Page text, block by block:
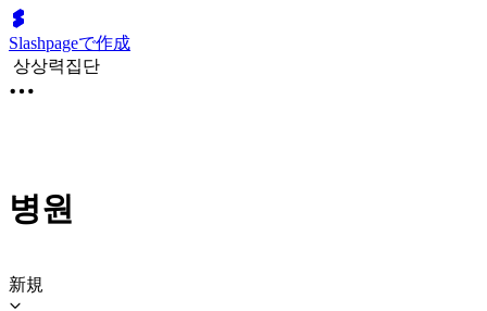
Slashpageで作成
상상력집단
병원
新規